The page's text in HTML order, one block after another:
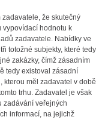
že skutečný
vypovídací hodnotu k
zadavatele. Nabídky ve
totožné subjekty, které tedy
zakázky, čímž zásadním
tedy existoval zásadní
kterou měl zadavatel v době
trhu. Zadavatel je však
zadávání veřejných
informací, na jejichž